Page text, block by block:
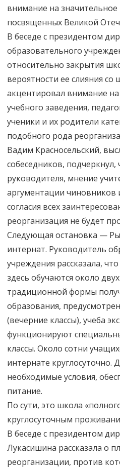
внимание на значительное
посвященных Великой
В беседе с президентом
образовательного
относительно закрытия
вероятности ее слияния
акцентировал внимание
учебного заведения,
ученики и их родители
подобного рода
Вадим Красносельский,
собеседников, подчеркнул,
руководителя, мнение
аргументации чиновников
согласия всех
реорганизация не будет
Следующая остановка —
интернат. Руководитель
учреждения рассказала,
здесь обучаются около
традиционной формы
образования,
(вечерние классы), учеба
функционируют
классы. Около сотни
интернате круглосуточно.
необходимые условия,
питание.
По сути, это школа
круглосуточным
В беседе с президентом
Лукасишина рассказала о
реорганизации, против